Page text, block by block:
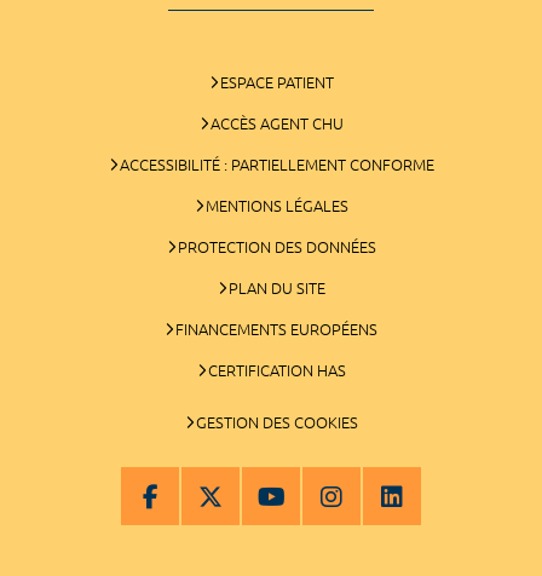
ESPACE PATIENT
ACCÈS AGENT CHU
ACCESSIBILITÉ : PARTIELLEMENT CONFORME
MENTIONS LÉGALES
PROTECTION DES DONNÉES
PLAN DU SITE
FINANCEMENTS EUROPÉENS
CERTIFICATION HAS
GESTION DES COOKIES